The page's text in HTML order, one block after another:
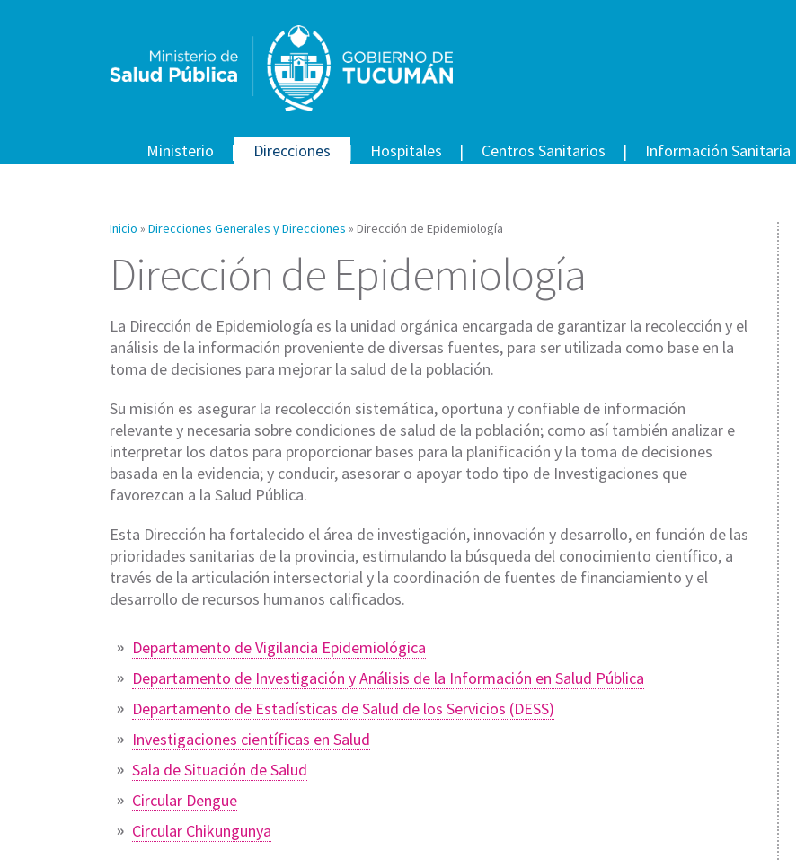
Ministerio Direcciones Hospitales Centros Sanitarios Información Sanitaria
Inicio » Direcciones Generales y Direcciones » Dirección de Epidemiología
Dirección de Epidemiología
La Dirección de Epidemiología es la unidad orgánica encargada de garantizar la recolección y el
análisis de la información proveniente de diversas fuentes, para ser utilizada como base en la
toma de decisiones para mejorar la salud de la población.
Su misión es asegurar la recolección sistemática, oportuna y confiable de información
relevante y necesaria sobre condiciones de salud de la población; como así también analizar e
interpretar los datos para proporcionar bases para la planificación y la toma de decisiones
basada en la evidencia; y conducir, asesorar o apoyar todo tipo de Investigaciones que
favorezcan a la Salud Pública.
Esta Dirección ha fortalecido el área de investigación, innovación y desarrollo, en función de las
prioridades sanitarias de la provincia, estimulando la búsqueda del conocimiento científico, a
través de la articulación intersectorial y la coordinación de fuentes de financiamiento y el
desarrollo de recursos humanos calificados.
Departamento de Vigilancia Epidemiológica
Departamento de Investigación y Análisis de la Información en Salud Pública
Departamento de Estadísticas de Salud de los Servicios (DESS)
Investigaciones científicas en Salud
Sala de Situación de Salud
Circular Dengue
Circular Chikungunya